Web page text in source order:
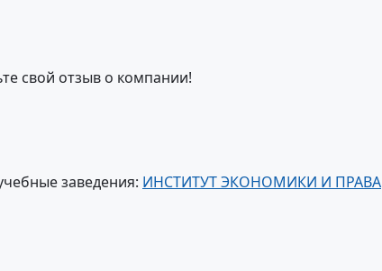
свой отзыв о компании!
заведения: ИНСТИТУТ ЭКОНОМИКИ И ПРАВА